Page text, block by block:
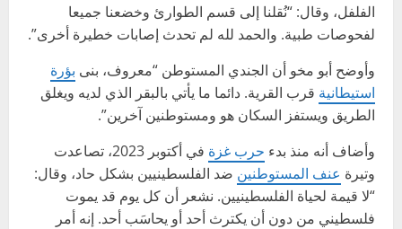
الفلفل، وقال: “نُقلنا إلى قسم الطوارئ وخضعنا جميعا
لفحوصات طبية. والحمد لله لم تحدث إصابات خطيرة أخرى”.
وأوضح أبو مخو أن الجندي المستوطن “معروف، بنى بؤرة
استيطانية قرب القرية. دائما ما يأتي بالبقر الذي لديه ويغلق
الطريق ويستفز السكان هو ومستوطنين آخرين”.
وأضاف أنه منذ بدء حرب غزة
في أكتوبر 2023، تصاعدت
وتيرة عنف المستوطنين ضد الفلسطينيين بشكل حاد، وقال:
“لا قيمة لحياة الفلسطينيين. نشعر أن كل يوم قد يموت
فلسطيني من دون أن يكترث أحد أو يحاسَب أحد. إنه أمر